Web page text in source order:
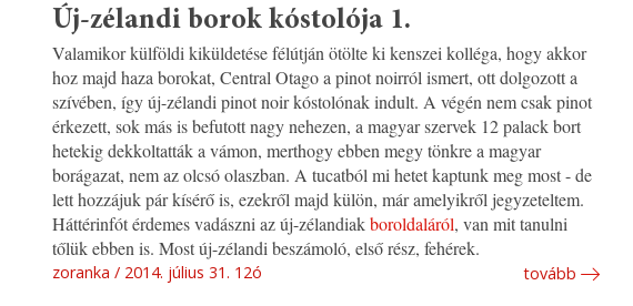
Új-zélandi borok kóstolója 1.
Valamikor külföldi kiküldetése félútján ötölte ki kenszei kolléga, hogy akkor
hoz majd haza borokat, Central Otago a pinot noirról ismert, ott dolgozott a
szívében, így új-zélandi pinot noir kóstolónak indult. A végén nem csak pinot
érkezett, sok más is befutott nagy nehezen, a magyar szervek 12 palack bort
hetekig dekkoltatták a vámon, merthogy ebben megy tönkre a magyar
borágazat, nem az olcsó olaszban. A tucatból mi hetet kaptunk meg most - de
lett hozzájuk pár kísérő is, ezekről majd külön, már amelyikről jegyzeteltem.
Háttérinfót érdemes vadászni az új-zélandiakboroldaláról, van mit tanulni
tőlük ebben is. Most új-zélandi beszámoló, első rész, fehérek.
zoranka 2014. július 31. 12ó tovább